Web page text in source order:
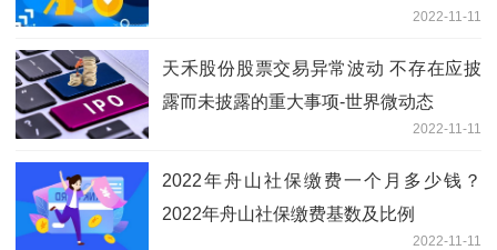
2022-11-11
天禾股份股票交易异常波动 不存在应披
露而未披露的重大事项-世界微动态
2022-11-11
2022年舟山社保缴费一个月多少钱？
2022年舟山社保缴费基数及比例
2022-11-11